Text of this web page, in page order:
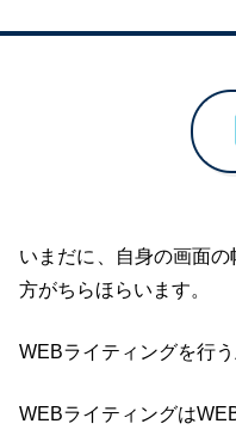
いまだに、自身の画面
方がちらほらいます。
WEBライティングを行
WEBライティングは